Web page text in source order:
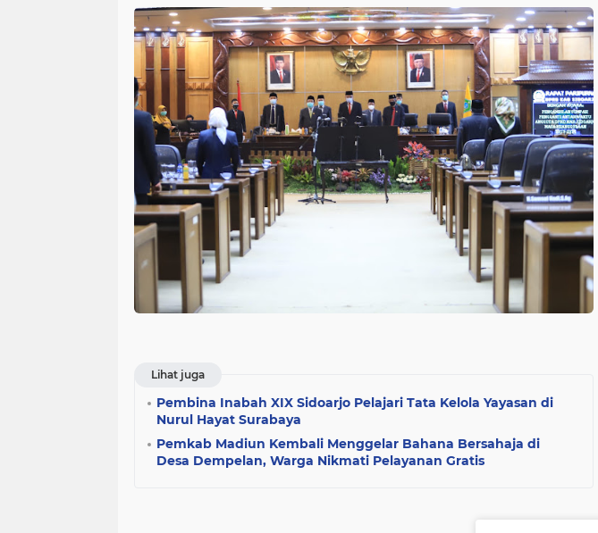
Lihat juga
Pembina Inabah XIX Sidoarjo Pelajari Tata Kelola Yayasan di
Nurul Hayat Surabaya
Pemkab Madiun Kembali Menggelar Bahana Bersahaja di
Desa Dempelan, Warga Nikmati Pelayanan Gratis